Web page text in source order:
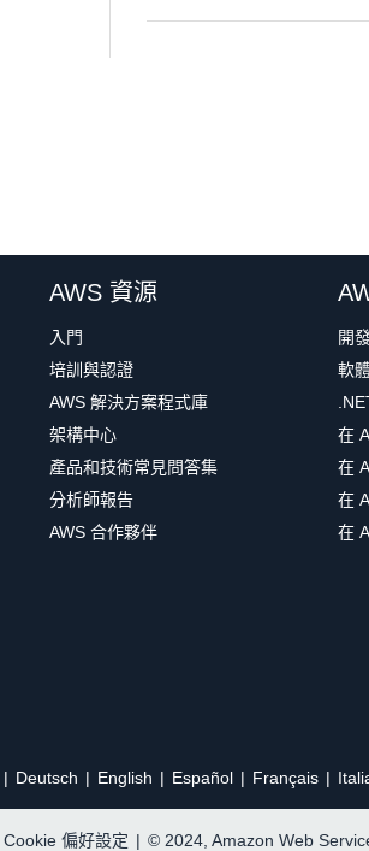
AWS 資源
入門
培訓與認證
AWS 解決方案程式庫
架構中心
產品和技術常見問答集
分析師報告
AWS 合作夥伴
開
軟
在
在
在
在
Deutsch English Español Français
Cookie 偏好設定 | © 2024, Amazon Web